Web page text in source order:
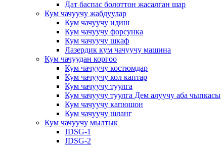
Дат баспас болоттон жасалган шар
Кум чачуучу жабдуулар
Кум чачуучу идиш
Кум чачуучу форсунка
Кум чачуучу шкаф
Лазердик кум чачуучу машина
Кум чачуудан коргоо
Кум чачуучу костюмдар
Кум чачуучу кол каптар
Кум чачуучу туулга
Кум чачуучу туулга Дем алуучу аба чыпкасы
Кум чачуучу капюшон
Кум чачуучу шланг
Кум чачуучу мылтык
JDSG-1
JDSG-2